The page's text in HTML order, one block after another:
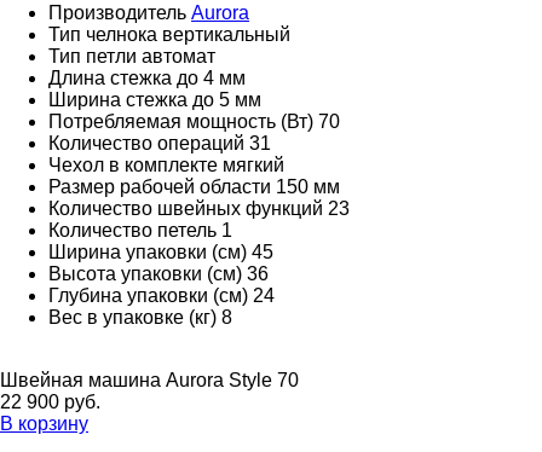
Производитель Aurora
Тип челнока вертикальный
Тип петли автомат
Длина стежка до 4 мм
Ширина стежка до 5 мм
Потребляемая мощность (Вт) 70
Количество операций 31
Чехол в комплекте мягкий
Размер рабочей области 150 мм
Количество швейных функций 23
Количество петель 1
Ширина упаковки (см) 45
Высота упаковки (см) 36
Глубина упаковки (см) 24
Вес в упаковке (кг) 8
Швейная машина Aurora Style 70
22 900 руб.
В корзину